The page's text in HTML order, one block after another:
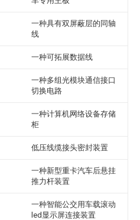
一种具有双屏蔽层的同轴
线
一种可拓展数据线
一种多组光模块通信接口
切换电路
一种计算机网络设备存储
柜
低压线缆接头密封装置
一种新型重卡汽车后悬挂
推力杆装置
一种智能公交用车载滚动
led显示屏连接装置